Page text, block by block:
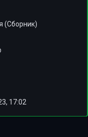
(Сборник)
17:02